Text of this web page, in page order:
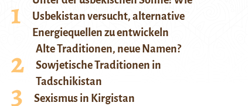
Usbekistan versucht, alternative
Energiequellen zu entwickeln
Alte Traditionen, neue Namen?
Sowjetische Traditionen in
Tadschikistan
Sexismus in Kirgistan